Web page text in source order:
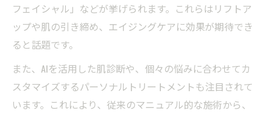
フェイシャル」などが挙げられます。これらはリフトア
ップや肌の引き締め、エイジングケアに効果が期待でき
ると話題です。
また、AIを活用した肌診断や、個々の悩みに合わせてカ
スタマイズするパーソナルトリートメントも注目されて
います。これにより、従来のマニュアル的な施術から、